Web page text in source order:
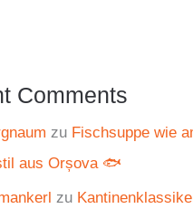
Comments
zu Fischsuppe wie
aus Orșova 🐟
zu